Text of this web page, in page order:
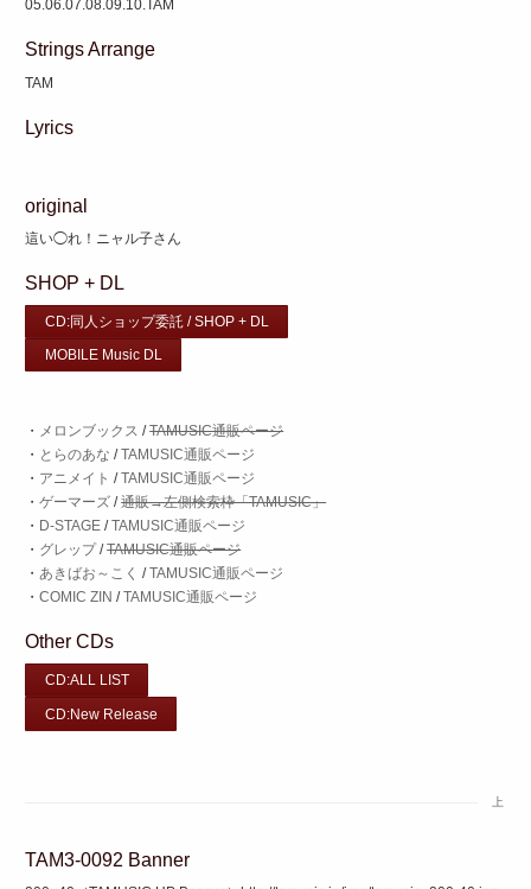
05.06.07.08.09.10.TAM
Strings Arrange
TAM
Lyrics
original
這い◯れ！ニャル子さん
SHOP + DL
CD:同人ショップ委託 / SHOP + DL
MOBILE Music DL
・ メロンブックス /TAMUSIC通販ページ
・ とらのあな /TAMUSIC通販ページ
・ アニメイト /TAMUSIC通販ページ
・ゲーマーズ /通販→左側検索枠「TAMUSIC」
・ D-STAGE /TAMUSIC通販ページ
・ グレップ/TAMUSIC通販ページ
・あきばお～こく /TAMUSIC通販ページ
・COMIC ZIN /TAMUSIC通販ページ
Other CDs
CD:ALL LIST
CD:New Release
上
TAM3-0092 Banner